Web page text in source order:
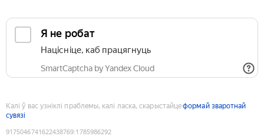
Я не робат
Націсніце, каб працягнуць
SmartCaptcha by Yandex Cloud
Калі ў вас узніклі праблемы, калі ласка, скарыстайцеформай зваротнай
сувязі
9175046741622438769:1785986292